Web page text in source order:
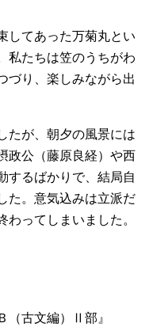
してあった万菊丸とい
私たちは笠のうちがわ
づり、楽しみながら出
たが、朝夕の風景には
政公（藤原良経）や西
するばかりで、結局自
た。意気込みは立派だ
わってしまいました。
（古文編）Ⅱ部』